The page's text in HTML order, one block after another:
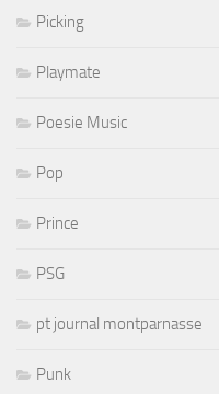
Picking
Playmate
Poesie Music
Pop
Prince
PSG
pt journal montparnasse
Punk